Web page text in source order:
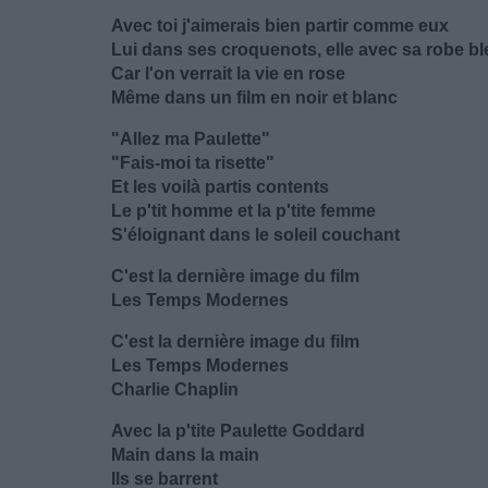
Avec toi j'aimerais bien partir comme eux
Lui dans ses croquenots, elle avec sa robe
Car l'on verrait la vie en rose
Même dans un film en noir et blanc
"Allez ma Paulette"
"Fais-moi ta risette"
Et les voilà partis contents
Le p'tit homme et la p'tite femme
S'éloignant dans le soleil couchant
C'est la dernière image du film
Les Temps Modernes
C'est la dernière image du film
Les Temps Modernes
Charlie Chaplin
Avec la p'tite Paulette Goddard
Main dans la main
Ils se barrent